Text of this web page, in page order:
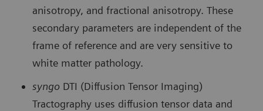
anisotropy, and fractional anisotropy. These
secondary parameters are independent of the
frame of reference and are very sensitive to
white matter pathology.
syngo DTI (Diffusion Tensor Imaging)
Tractography uses diffusion tensor data and